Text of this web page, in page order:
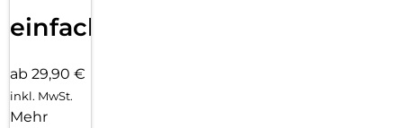
einfach
ab 29,90 €
inkl. MwSt.
Mehr